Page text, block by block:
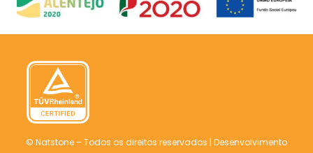
© Natstone – Todos os direitos reservados | Desenvolvimento